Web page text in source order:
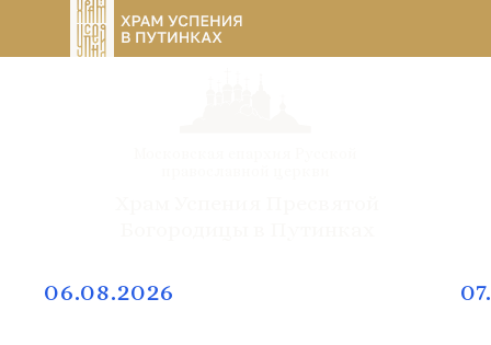
06.08.2026